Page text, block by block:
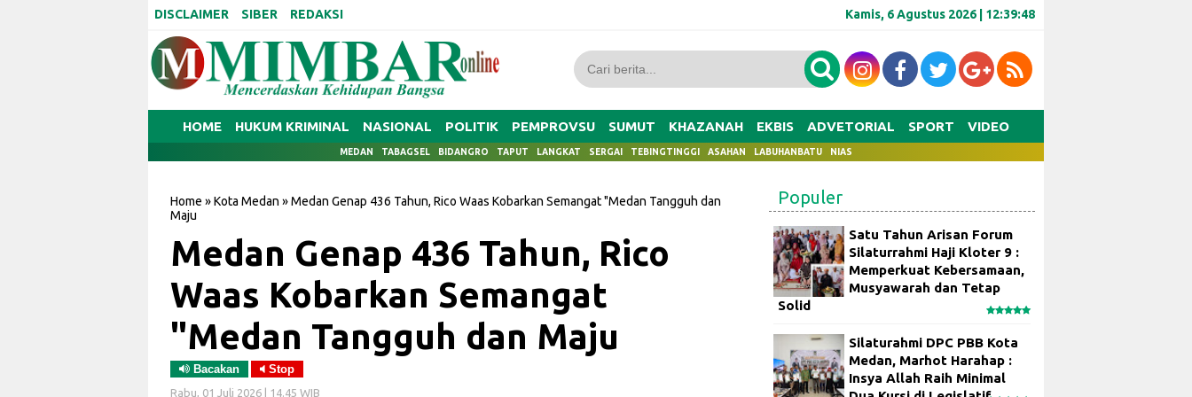
DISCLAIMER SIBER REDAKSI Kamis, 6 Agustus 2026 | 12:39:48
HOME HUKUM KRIMINAL NASIONAL POLITIK PEMPROVSU SUMUT KHAZANAH EKBIS ADVETORIAL SPORT VIDEO
MEDAN TABAGSEL BIDANGRO TAPUT LANGKAT SERGAI TEBINGTINGGI ASAHAN LABUHANBATU NIAS
Home »Kota Medan »Medan Genap 436 Tahun, Rico Waas Kobarkan Semangat "Medan Tangguh dan
Maju
Medan Genap 436 Tahun, Rico
Waas Kobarkan Semangat
"Medan Tangguh dan Maju
Bacakan Stop
Rabu, 01 Juli 2026 | 14.45 WIB
Populer
Satu Tahun Arisan Forum
Silaturrahmi Haji Kloter 9 :
Memperkuat Kebersamaan,
Musyawarah dan Tetap
Solid
Silaturahmi DPC PBB Kota
Medan, Marhot Harahap :
Insya Allah Raih Minimal